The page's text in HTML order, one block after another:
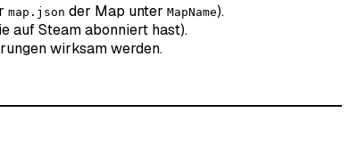
map.json der Map unter MapName).
auf Steam abonniert hast).
wirksam werden.